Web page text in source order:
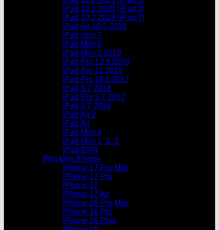
iPad 10.2 2020 (iPad 8)
iPad 10.2 2019 (iPad 7)
iPad Air 10.5 2019
iPad mini 7
iPad Mini 6
iPad Mini 5 2019
iPad Pro 12.9 2018
iPad Pro 11 2018
iPad Pro 10.5 2017
iPad 9.7 2018
iPad Pro 9.7 2017
iPad 9.7 2016
iPad Air 2
iPad Air
iPad Mini 4
iPad Mini 1, 2, 3
iPad 2/3/4
Phụ kiện iPhone
iPhone 17 Pro Max
iPhone 17 Pro
iPhone 17
iPhone 17 Air
iPhone 16 Pro Max
iPhone 16 Pro
iPhone 16 Plus